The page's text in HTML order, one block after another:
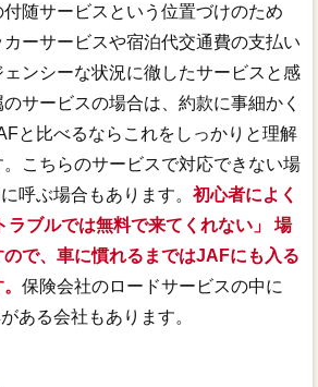
随サービスという位置づけのため
カーサービスや宿泊代交通費の支払い
ンシーな状況に徹したサービスと感
サービスの場合は、約款に事細かく
と比べるならこれをしっかりと理解
こちらのサービスで対応できない場
呼ぶ場合もあります。 初心者によく
ラブルでは無料で来てくれない」 場
で、車に慣れるまではJAFにも入る
保険会社のロードサービスの中に
ある会社もあります。